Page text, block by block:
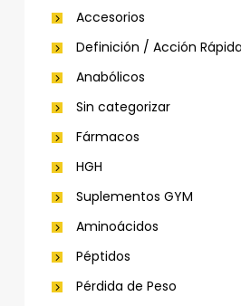
Accesorios
Definición / Acción Rápida
Anabólicos
Sin categorizar
Fármacos
HGH
Suplementos GYM
Aminoácidos
Péptidos
Pérdida de Peso